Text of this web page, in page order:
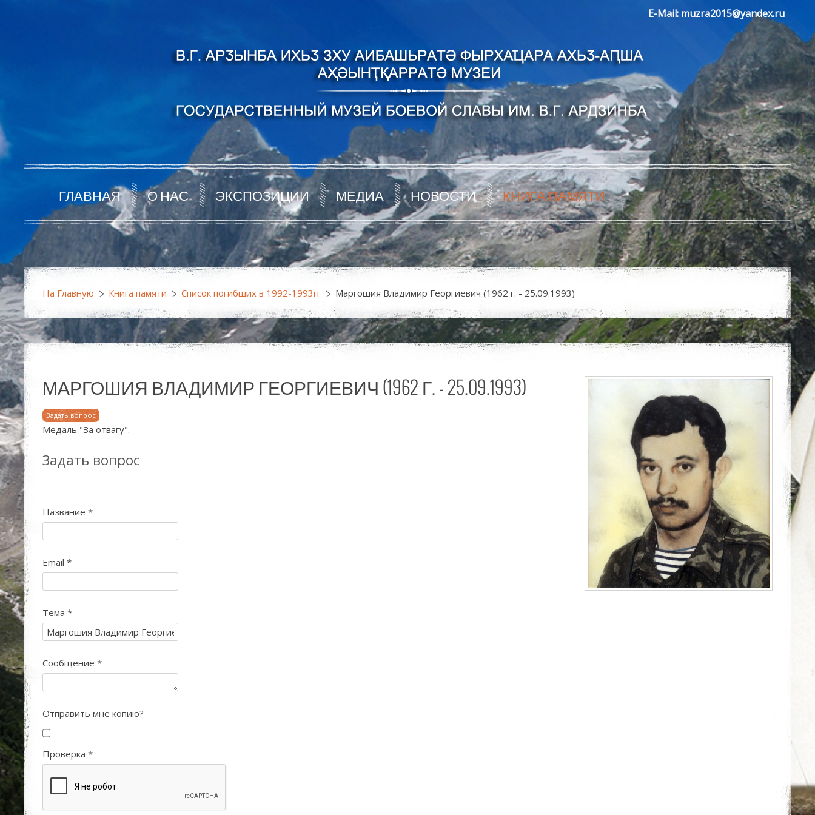
E-Mail: muzra2015@yandex.ru
ГЛАВНАЯ О НАС ЭКСПОЗИЦИИ МЕДИА НОВОСТИ КНИГА ПАМЯТИ
На Главную Книга памяти Список погибших в 1992-1993гг Маргошия Владимир Георгиевич (1962 г. - 25.09.1993)
МАРГОШИЯ ВЛАДИМИР ГЕОРГИЕВИЧ (1962 Г. - 25.09.1993)
Задать вопрос
Медаль "За отвагу".
Задать вопрос
Название *
Email *
Тема *
Сообщение *
Отправить мне копию?
Проверка *